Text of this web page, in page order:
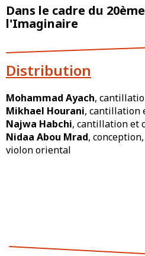
Dans le cadre du
l'Imaginaire
Distribution
Mohammad Ayach,
Mikhael Hourani, cantillation
Najwa Habchi, cantillation et
Nidaa Abou Mrad,
violon oriental